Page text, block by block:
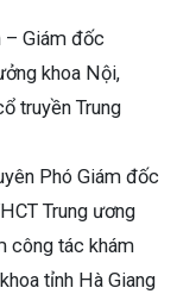
– Giám đốc
khoa Nội,
truyền Trung
Phó Giám đốc
Trung ương
công tác khám
tỉnh Hà Giang